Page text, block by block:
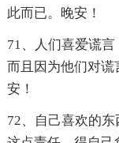
此而已。晚安！
71、人们喜爱谎
而且因为他们对
安！
72、自己喜欢的